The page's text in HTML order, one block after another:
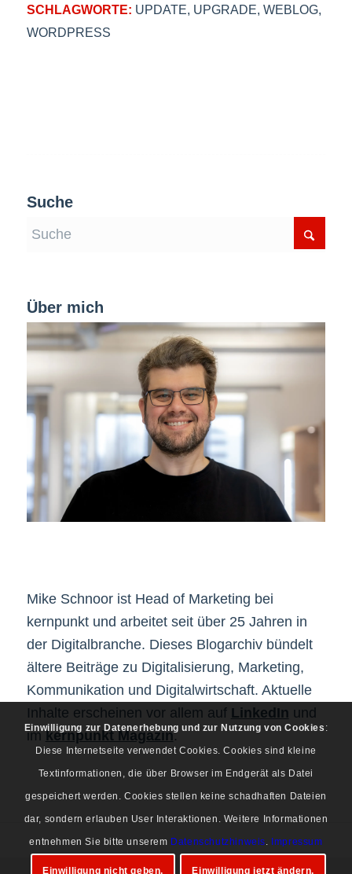
SCHLAGWORTE: UPDATE, UPGRADE, WEBLOG,
WORDPRESS
Suche
Über mich
Mike Schnoor ist Head of Marketing bei
kernpunkt und arbeitet seit über 25 Jahren in
der Digitalbranche. Dieses Blogarchiv bündelt
ältere Beiträge zu Digitalisierung, Marketing,
Kommunikation und Digitalwirtschaft. Aktuelle
Inhalte erscheinen vor allem auf LinkedIn und
imkernpunkt Magazin.
Einwilligung zur Datenerhebung und zur Nutzung von Cookies :
Diese Internetseite verwendet Cookies. Cookies sind kleine
Textinformationen, die über Browser im Endgerät als Datei
gespeichert werden. Cookies stellen keine schadhaften Dateien
dar, sondern erlauben User Interaktionen. Weitere Informationen
entnehmen Sie bitte unserem Datenschutzhinweis. Impressum
Einwilligung nicht geben. Einwilligung jetzt ändern.